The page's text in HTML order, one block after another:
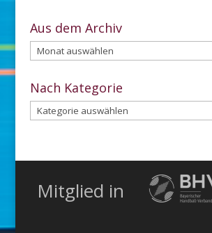
Aus dem Archiv
Aus
dem
Archiv
Nach Kategorie
Nach
Kategorie
Mitglied in